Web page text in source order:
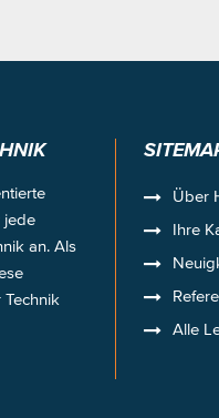
jede
an. Als
Über
Ihre
Alle